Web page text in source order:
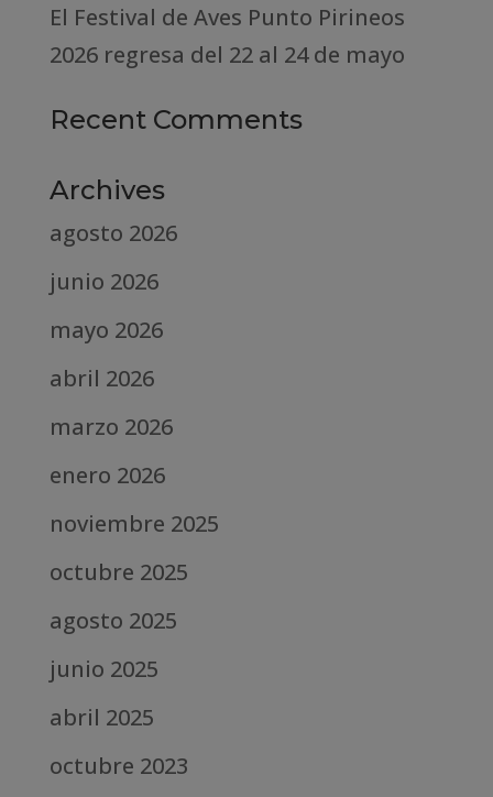
El Festival de Aves Punto Pirineos
2026 regresa del 22 al 24 de mayo
Recent Comments
Archives
agosto 2026
junio 2026
mayo 2026
abril 2026
marzo 2026
enero 2026
noviembre 2025
octubre 2025
agosto 2025
junio 2025
abril 2025
octubre 2023